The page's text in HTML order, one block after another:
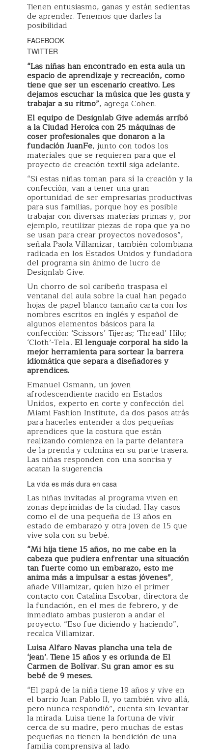
Tienen entusiasmo, ganas y están sedientas
de aprender. Tenemos que darles la
posibilidad
FACEBOOK
TWITTER
“Las niñas han encontrado en esta aula un
espacio de aprendizaje y recreación, como
tiene que ser un escenario creativo. Les
dejamos escuchar la música que les gusta y
trabajar a su ritmo”, agrega Cohen.
El equipo de Designlab Give además arribó
a la Ciudad Heroica con 25 máquinas de
coser profesionales que donaron a la
fundación JuanFe, junto con todos los
materiales que se requieren para que el
proyecto de creación textil siga adelante.
“Si estas niñas toman para sí la creación y la
confección, van a tener una gran
oportunidad de ser empresarias productivas
para sus familias, porque hoy es posible
trabajar con diversas materias primas y, por
ejemplo, reutilizar piezas de ropa que ya no
se usan para crear proyectos novedosos”,
señala Paola Villamizar, también colombiana
radicada en los Estados Unidos y fundadora
del programa sin ánimo de lucro de
Designlab Give.
Un chorro de sol caribeño traspasa el
ventanal del aula sobre la cual han pegado
hojas de papel blanco tamaño carta con los
nombres escritos en inglés y español de
algunos elementos básicos para la
confección: ‘Scissors’-Tijeras; ‘Thread’-Hilo;
‘Cloth’-Tela.. El lenguaje corporal ha sido la
mejor herramienta para sortear la barrera
idiomática que separa a diseñadores y
aprendices.
Emanuel Osmann, un joven
afrodescendiente nacido en Estados
Unidos, experto en corte y confección del
Miami Fashion Institute, da dos pasos atrás
para hacerles entender a dos pequeñas
aprendices que la costura que están
realizando comienza en la parte delantera
de la prenda y culmina en su parte trasera.
Las niñas responden con una sonrisa y
acatan la sugerencia.
La vida es más dura en casa
Las niñas invitadas al programa viven en
zonas deprimidas de la ciudad. Hay casos
como el de una pequeña de 13 años en
estado de embarazo y otra joven de 15 que
vive sola con su bebé.
“Mi hija tiene 15 años, no me cabe en la
cabeza que pudiera enfrentar una situación
tan fuerte como un embarazo, esto me
anima más a impulsar a estas jóvenes”,
añade Villamizar, quien hizo el primer
contacto con Catalina Escobar, directora de
la fundación, en el mes de febrero, y de
inmediato ambas pusieron a andar el
proyecto. “Eso fue diciendo y haciendo”,
recalca Villamizar.
Luisa Alfaro Navas plancha una tela de
‘jean’. Tiene 15 años y es oriunda de El
Carmen de Bolívar. Su gran amor es su
bebé de 9 meses.
“El papá de la niña tiene 19 años y vive en
el barrio Juan Pablo II, yo también vivo allá,
pero nunca respondió”, cuenta sin levantar
la mirada. Luisa tiene la fortuna de vivir
cerca de su madre, pero muchas de estas
pequeñas no tienen la bendición de una
familia comprensiva al lado.